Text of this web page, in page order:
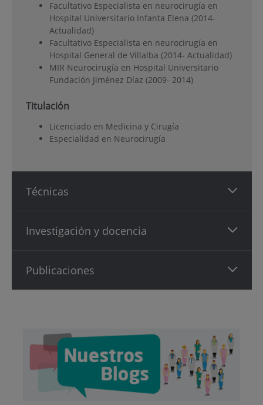
Facultativo Especialista en neurocirugía en
Hospital Universitario Infanta Elena (2014-
Actualidad)
Facultativo Especialista en neurocirugía en
Hospital General de Villalba (2014- Actualidad)
MIR Neurocirugía en Hospital Universitario
Fundación Jiménez Díaz (2009- 2014)
Titulación
Licenciado en Medicina y Cirugía
Especialidad en Neurocirugía
Técnicas
Investigación y docencia
Publicaciones